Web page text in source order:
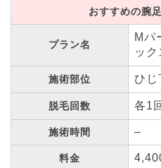
おすすめの腕
プラン名
Mパ
ック
施術部位 ひじ
脱毛回数 各1
施術時間 –
料金